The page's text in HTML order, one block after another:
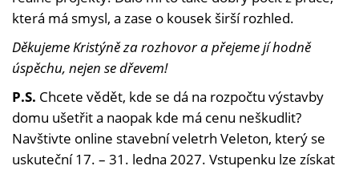
která má smysl, a zase o kousek širší rozhled.
Děkujeme Kristýně za rozhovor a přejeme jí hodně
úspěchu, nejen se dřevem!
P.S. Chcete vědět, kde se dá na rozpočtu výstavby
domu ušetřit a naopak kde má cenu neškudlit?
Navštivte online stavební veletrh Veleton, který se
uskuteční 17. – 31. ledna 2027. Vstupenku lze získat